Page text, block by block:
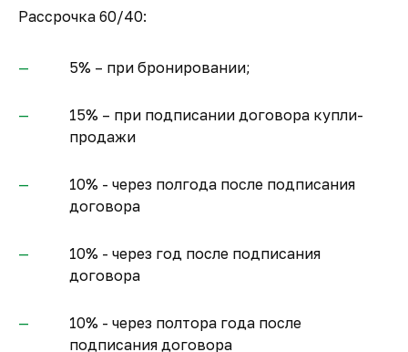
Рассрочка 60/40:
5% – при бронировании;
15% – при подписании договора купли-
продажи
10% - через полгода после подписания
договора
10% - через год после подписания
договора
10% - через полтора года после
подписания договора